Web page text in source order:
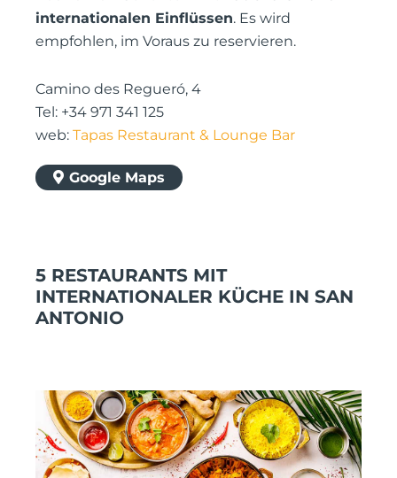
internationalen Einflüssen. Es wird
empfohlen, im Voraus zu reservieren.
Camino des Regueró, 4
Tel: +34 971 341 125
web: Tapas Restaurant & Lounge Bar
Google Maps
5 RESTAURANTS MIT
INTERNATIONALER KÜCHE IN SAN
ANTONIO